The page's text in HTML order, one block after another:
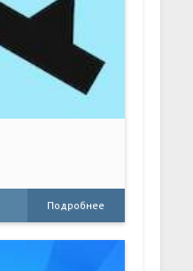
Подробнее